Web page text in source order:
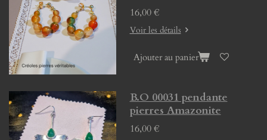
16,00 €
Voir les détails
Ajouter au panier
B.O 00031 pendante
pierres Amazonite
16,00 €